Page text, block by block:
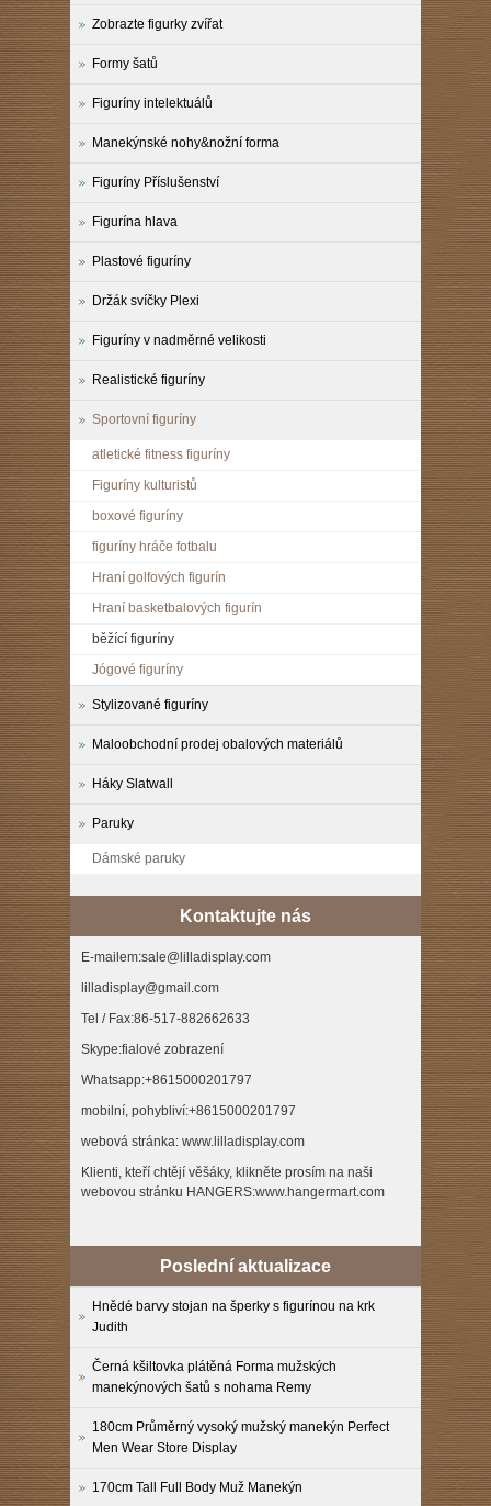
Zobrazte figurky zvířat
Formy šatů
Figuríny intelektuálů
Manekýnské nohy&nožní forma
Figuríny Příslušenství
Figurína hlava
Plastové figuríny
Držák svíčky Plexi
Figuríny v nadměrné velikosti
Realistické figuríny
Sportovní figuríny
atletické fitness figuríny
Figuríny kulturistů
boxové figuríny
figuríny hráče fotbalu
Hraní golfových figurín
Hraní basketbalových figurín
běžící figuríny
Jógové figuríny
Stylizované figuríny
Maloobchodní prodej obalových materiálů
Háky Slatwall
Paruky
Dámské paruky
Kontaktujte nás
E-mailem:sale@lilladisplay.com
lilladisplay@gmail.com
Tel / Fax:86-517-882662633
Skype:fialové zobrazení
Whatsapp:+8615000201797
mobilní, pohybliví:+8615000201797
webová stránka: www.lilladisplay.com
Klienti, kteří chtějí věšáky, klikněte prosím na naši
webovou stránku HANGERS:www.hangermart.com
Poslední aktualizace
Hnědé barvy stojan na šperky s figurínou na krk
Judith
Černá kšiltovka plátěná Forma mužských
manekýnových šatů s nohama Remy
180cm Průměrný vysoký mužský manekýn Perfect
Men Wear Store Display
170cm Tall Full Body Muž Manekýn